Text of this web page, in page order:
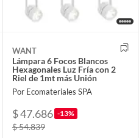
WANT
Lámpara 6 Focos Blancos
Hexagonales Luz Fría con 2
Riel de 1mt más Unión
Por Ecomateriales SPA
$ 47.686 -13%
$ 54.839